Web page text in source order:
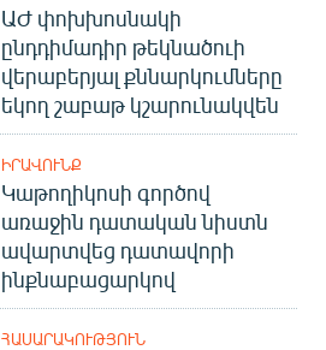
ԱԺ փոխխոսնակի
ընդդիմադիր թեկնածուի
վերաբերյալ քննարկումները
եկող շաբաթ կշարունակվեն
ԻՐԱՎՈՒՆՔ
Կաթողիկոսի գործով
առաջին դատական նիստն
ավարտվեց դատավորի
ինքնաբացարկով
ՀԱՍԱՐԱԿՈՒԹՅՈՒՆ